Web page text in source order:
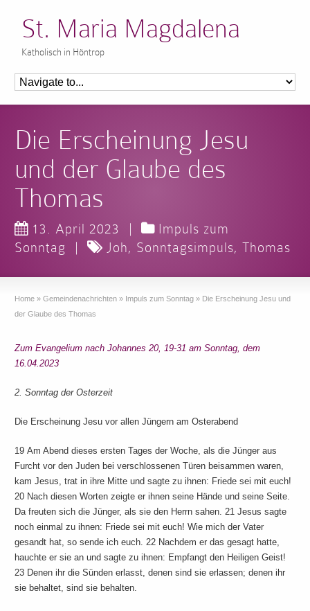
St. Maria Magdalena
Katholisch in Höntrop
Die Erscheinung Jesu
und der Glaube des
Thomas
13. April 2023 |
Impuls zum
Sonntag
| Joh, Sonntagsimpuls,Thomas
Home » Gemeindenachrichten » Impuls zum Sonntag » Die Erscheinung Jesu und
der Glaube des Thomas
Zum Evangelium nach Johannes 20, 19-31 am Sonntag, dem
16.04.2023
2. Sonntag der Osterzeit
Die Erscheinung Jesu vor allen Jüngern am Osterabend
19 Am Abend dieses ersten Tages der Woche, als die Jünger aus
Furcht vor den Juden bei verschlossenen Türen beisammen waren,
kam Jesus, trat in ihre Mitte und sagte zu ihnen: Friede sei mit euch!
20 Nach diesen Worten zeigte er ihnen seine Hände und seine Seite.
Da freuten sich die Jünger, als sie den Herrn sahen. 21 Jesus sagte
noch einmal zu ihnen: Friede sei mit euch! Wie mich der Vater
gesandt hat, so sende ich euch. 22 Nachdem er das gesagt hatte,
hauchte er sie an und sagte zu ihnen: Empfangt den Heiligen Geist!
23 Denen ihr die Sünden erlasst, denen sind sie erlassen; denen ihr
sie behaltet, sind sie behalten.